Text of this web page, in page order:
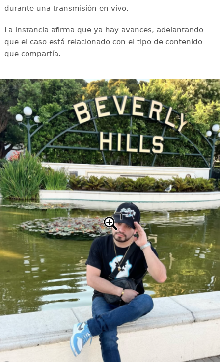
durante una transmisión en vivo.
La instancia afirma que ya hay avances, adelantando
que el caso está relacionado con el tipo de contenido
que compartía.